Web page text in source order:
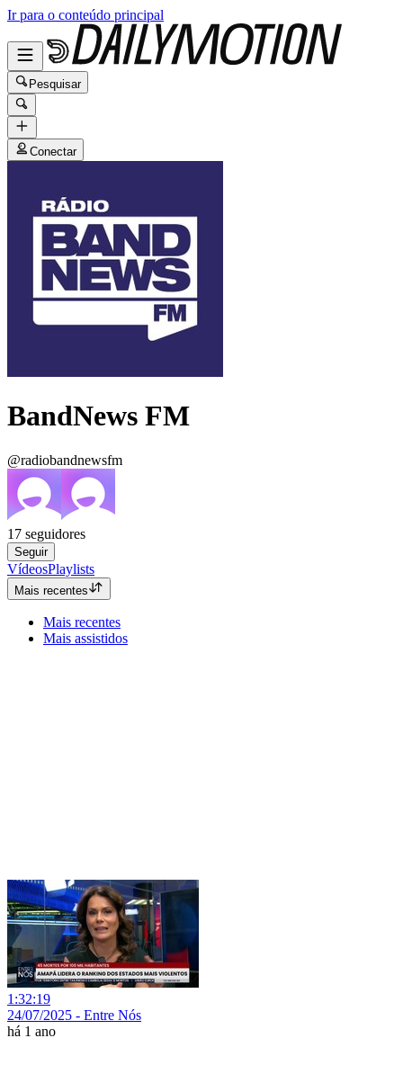
Ir para o conteúdo principal
Pesquisar
Conectar
BandNews FM
@radiobandnewsfm
17 seguidores
Seguir
VídeosPlaylists
Mais recentes
Mais recentes
Mais assistidos
1:32:19
24/07/2025 - Entre Nós
há 1 ano